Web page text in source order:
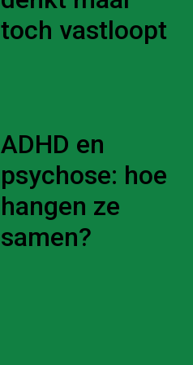
toch vastloopt
ADHD en
psychose: hoe
hangen ze
samen?